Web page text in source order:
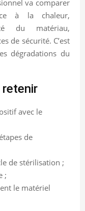
va comparer
à la chaleur,
du matériau,
de sécurité. C’est
dégradations du
avec le
de
de stérilisation ;
;
le matériel